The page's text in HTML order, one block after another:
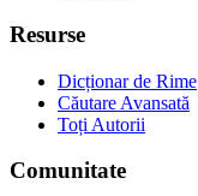
Resurse
Dicționar de Rime
Căutare Avansată
Toți Autorii
Comunitate